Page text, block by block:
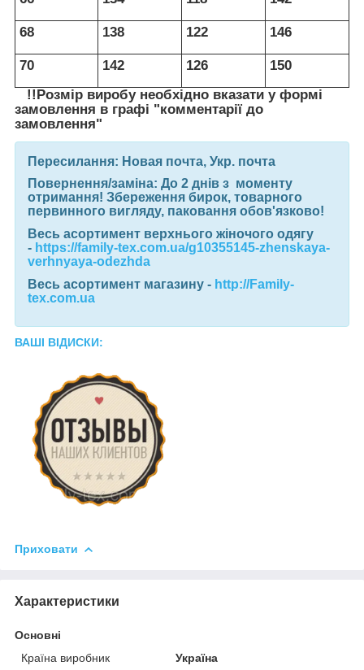
68 138 122 146
70 142 126
150
!!Розмір виробу необхідно вказати у формі
замовлення в графі "комментарії до
замовлення"
Пересилання: Новая почта, Укр. почта
Повернення/заміна: До 2 днів з моменту
отримання! Збереження бирок, товарного
первинного вигляду, паковання обов'язково!
Весь асортимент верхнього жіночого одягу
- https://family-tex.com.ua/g10355145-zhenskaya-
verhnyaya-odezhda
Весь асортимент магазину - http://Family-
tex.com.ua
ВАШІ ВІДИСКИ:
Приховати
Характеристики
Основні
Країна виробник
Україна